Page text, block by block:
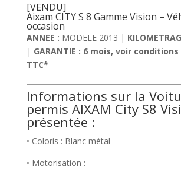
[VENDU]
Aixam CITY S 8 Gamme Vision –
occasion
ANNEE : MODELE 2013 |
| GARANTIE : 6 mois, voir conditions
TTC*
Informations sur la
permis AIXAM City S8
présentée :
• Coloris : Blanc métal
• Motorisation : –